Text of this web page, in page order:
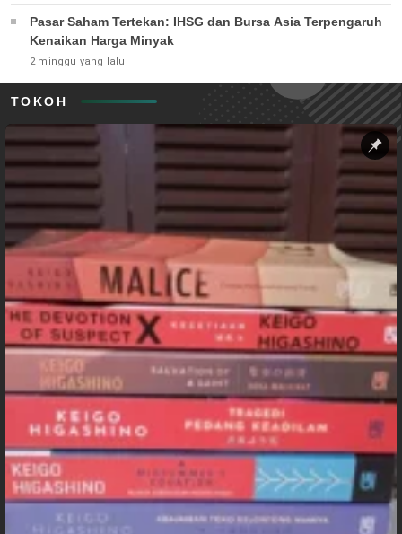
Pasar Saham Tertekan: IHSG dan Bursa Asia Terpengaruh
Kenaikan Harga Minyak
2 minggu yang lalu
TOKOH